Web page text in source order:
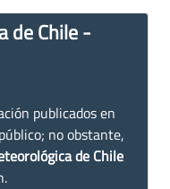
de Chile -
publicados en
no obstante,
de Chile